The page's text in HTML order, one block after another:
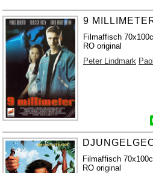
9
Filmaffisch
RO original
Peter Lindmark
Filmaffisch
RO original